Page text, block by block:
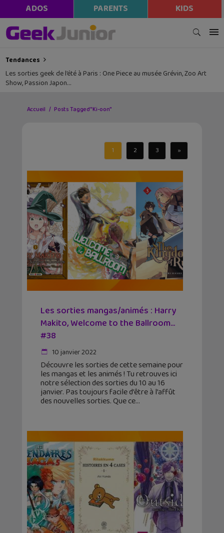
ADOS PARENTS KIDS
Tendances
Les sorties geek de l’été à Paris : One Piece au musée Grévin, Zoo Art
Show, Passion Japon…
Accueil Posts Tagged "Ki-oon"
1 2 3 »
Les sorties mangas/animés : Harry
Makito, Welcome to the Ballroom…
#38
10 janvier 2022
Découvre les sorties de cette semaine pour
les mangas et les animés ! Tu retrouves ici
notre sélection des sorties du 10 au 16
janvier. Pas toujours facile d’être à l’affût
des nouvelles sorties. Que ce